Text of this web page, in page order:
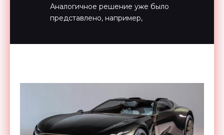
Аналогичное решение уже было
представлено, например,